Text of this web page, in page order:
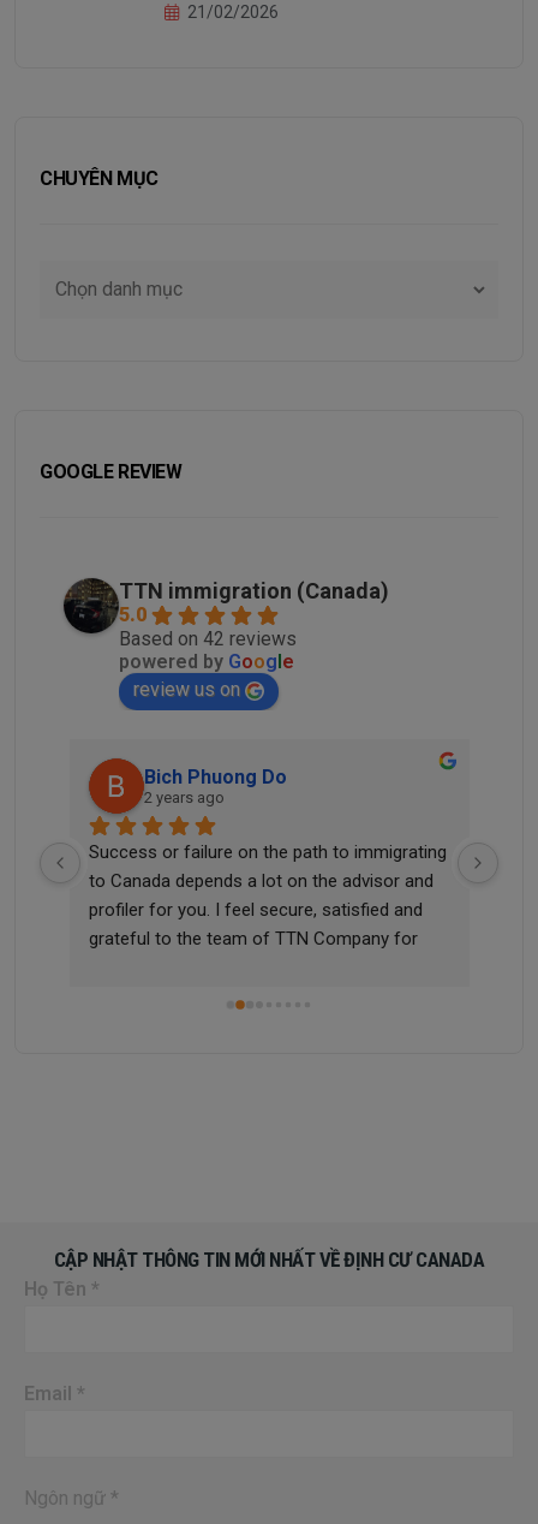
21/02/2026
CHUYÊN MỤC
GOOGLE REVIEW
TTN immigration (Canada)
5.0
Based on 42 reviews
powered by Google
review us on
Bich Phuong Do
2 years ago
Success or failure on the path to immigrating
to Canada depends a lot on the advisor and
profiler for you. I feel secure, satisfied and
grateful to the team of TTN Company for
and settle in Canada, a country I have always
CẬP NHẬT THÔNG TIN MỚI NHẤT VỀ ĐỊNH CƯ CANADA
Họ Tên *
Email *
Ngôn ngữ *